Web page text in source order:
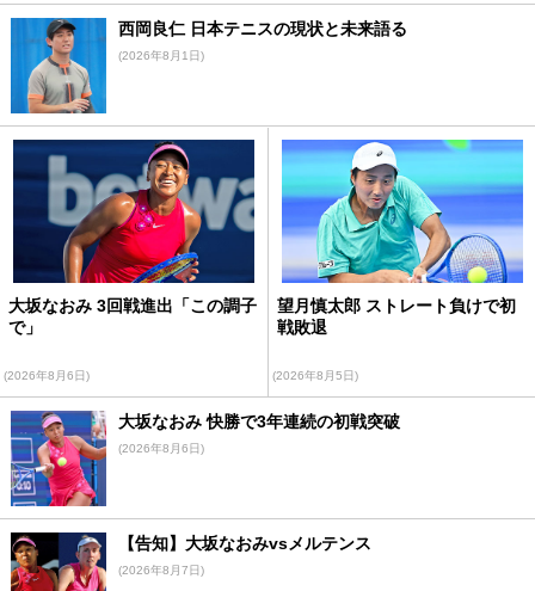
西岡良仁 日本テニスの現状と未来語る
(2026年8月1日)
大坂なおみ 3回戦進出「この調子
で」
(2026年8月6日)
望月慎太郎 ストレート負けで初
戦敗退
(2026年8月5日)
大坂なおみ 快勝で3年連続の初戦突破
(2026年8月6日)
【告知】大坂なおみvsメルテンス
(2026年8月7日)